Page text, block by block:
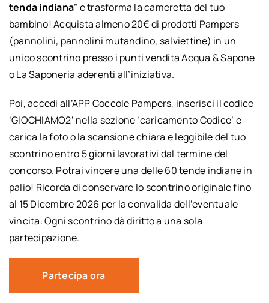
tenda indiana” e trasforma la cameretta del tuo
bambino! Acquista almeno 20€ di prodotti Pampers
(pannolini, pannolini mutandino, salviettine) in un
unico scontrino presso i punti vendita Acqua & Sapone
o La Saponeria aderenti all’iniziativa.
Poi, accedi all’APP Coccole Pampers, inserisci il codice
‘GIOCHIAMO2’ nella sezione ‘caricamento Codice’ e
carica la foto o la scansione chiara e leggibile del tuo
scontrino entro 5 giorni lavorativi dal termine del
concorso. Potrai vincere una delle 60 tende indiane in
palio! Ricorda di conservare lo scontrino originale fino
al 15 Dicembre 2026 per la convalida dell’eventuale
vincita. Ogni scontrino dà diritto a una sola
partecipazione.
Partecipa ora